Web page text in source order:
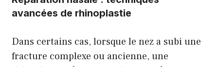
avancées de rhinoplastie
Dans certains cas, lorsque le nez a subi une
fracture complexe ou ancienne, une